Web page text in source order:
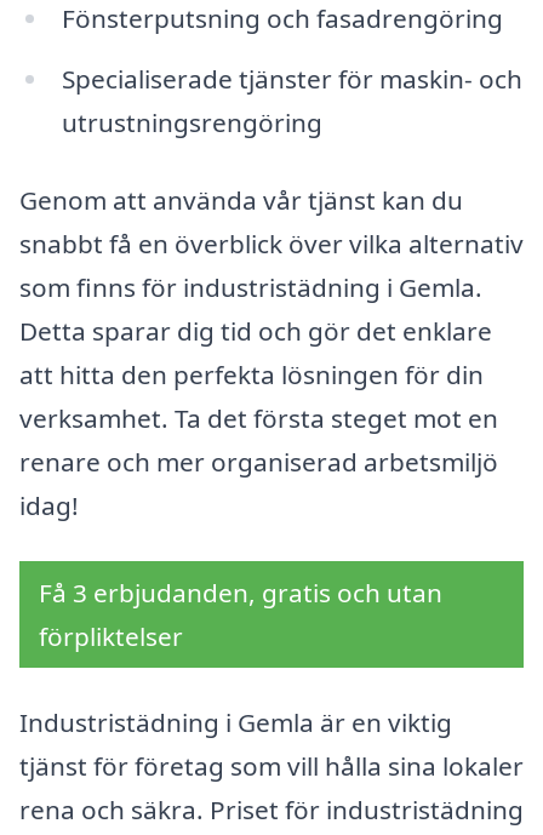
Fönsterputsning och fasadrengöring
Specialiserade tjänster för maskin- och
utrustningsrengöring
Genom att använda vår tjänst kan du
snabbt få en överblick över vilka alternativ
som finns för industristädning i Gemla.
Detta sparar dig tid och gör det enklare
att hitta den perfekta lösningen för din
verksamhet. Ta det första steget mot en
renare och mer organiserad arbetsmiljö
idag!
Få 3 erbjudanden, gratis och utan
förpliktelser
Industristädning i Gemla är en viktig
tjänst för företag som vill hålla sina lokaler
rena och säkra. Priset för industristädning